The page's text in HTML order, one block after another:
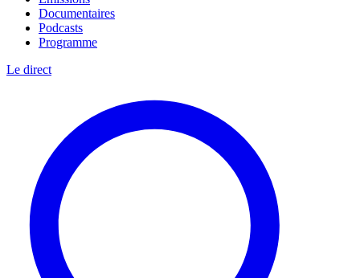
Documentaires
Podcasts
Programme
Le direct